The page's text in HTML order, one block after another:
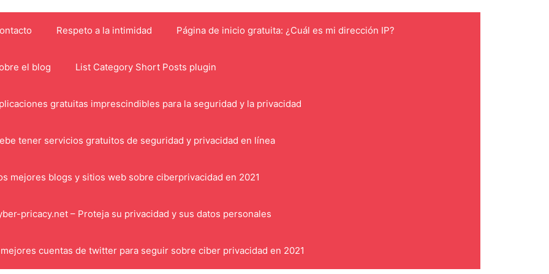
Respeto a la intimidad Página de inicio gratuita: ¿Cuál es mi dirección IP?
el blog List Category Short Posts plugin
gratuitas imprescindibles para la seguridad y la privacidad
tener servicios gratuitos de seguridad y privacidad en línea
mejores blogs y sitios web sobre ciberprivacidad en 2021
pricacy.net – Proteja su privacidad y sus datos personales
cuentas de twitter para seguir sobre ciber privacidad en 2021